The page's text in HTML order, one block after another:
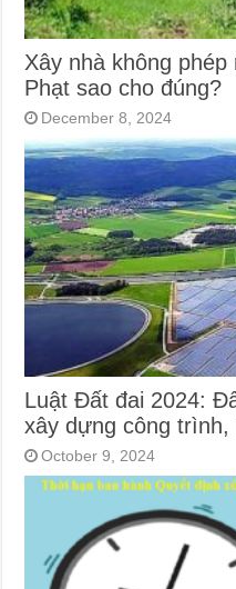
Xây nhà không
Phạt sao cho đúng?
December 8, 2024
Luật Đất đai 2024:
xây dựng công trình,
October 9, 2024